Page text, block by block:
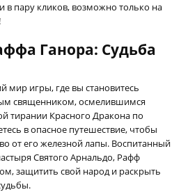
пару кликов, возможно только на
Ганора: Судьба
мир игры, где вы становитесь
священником, осмелившимся
тирании Красного Дракона по
в опасное путешествие, чтобы
от его железной лапы. Воспитанный
Святого Арнальдо, Рафф
защитить свой народ и раскрыть